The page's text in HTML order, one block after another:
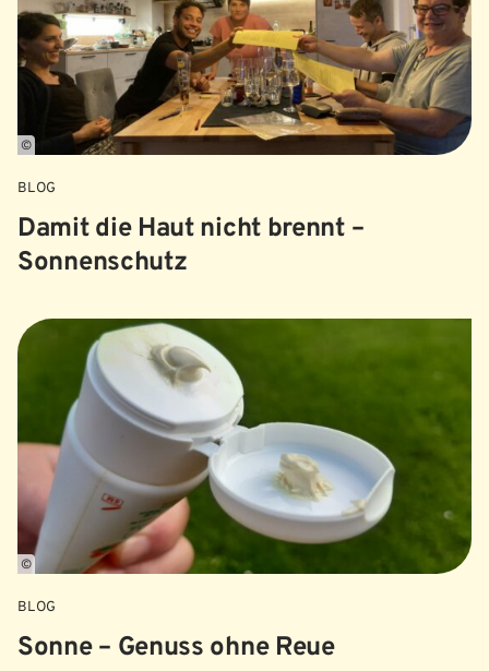
©
BLOG
Damit die Haut nicht brennt –
Sonnenschutz
©
BLOG
Sonne – Genuss ohne Reue